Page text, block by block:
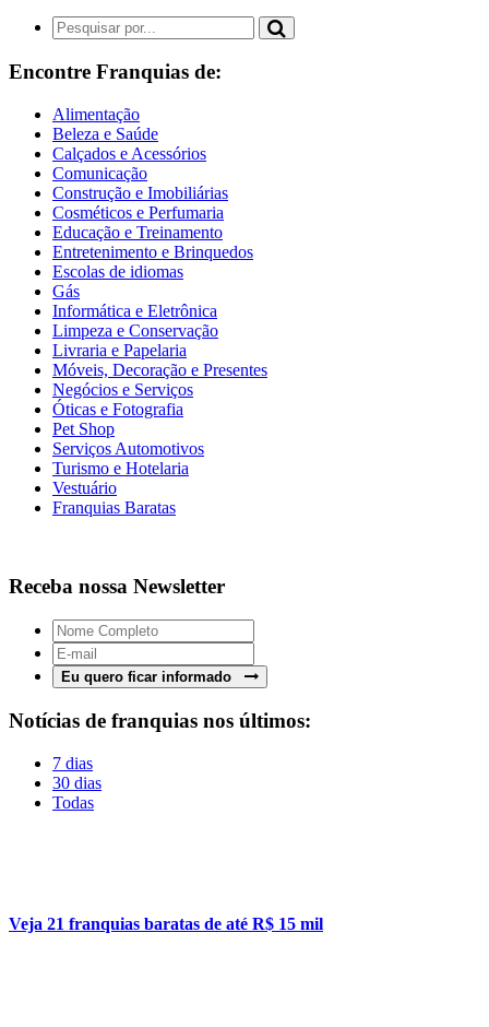
Encontre Franquias de:
Alimentação
Beleza e Saúde
Calçados e Acessórios
Comunicação
Construção e Imobiliárias
Cosméticos e Perfumaria
Educação e Treinamento
Entretenimento e Brinquedos
Escolas de idiomas
Gás
Informática e Eletrônica
Limpeza e Conservação
Livraria e Papelaria
Móveis, Decoração e Presentes
Negócios e Serviços
Óticas e Fotografia
Pet Shop
Serviços Automotivos
Turismo e Hotelaria
Vestuário
Franquias Baratas
Receba nossa Newsletter
Eu quero ficar informado
Notícias de franquias nos últimos:
7 dias
30 dias
Todas
Veja 21 franquias baratas de até R$ 15 mil